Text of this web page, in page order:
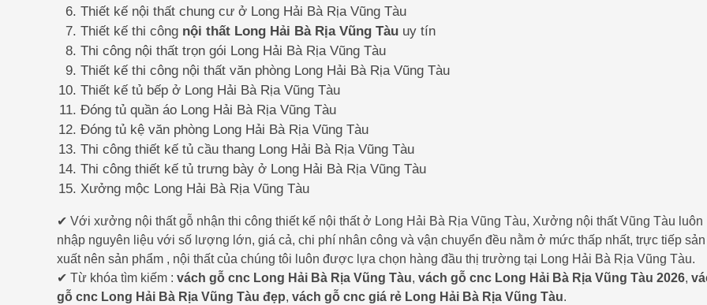
Thiết kế nội thất chung cư ở Long Hải Bà Rịa Vũng Tàu
Thiết kế thi công nội thất Long Hải Bà Rịa Vũng Tàu uy tín
Thi công nội thất trọn gói Long Hải Bà Rịa Vũng Tàu
Thiết kế thi công nội thất văn phòng Long Hải Bà Rịa Vũng Tàu
Thiết kế tủ bếp ở Long Hải Bà Rịa Vũng Tàu
Đóng tủ quần áo Long Hải Bà Rịa Vũng Tàu
Đóng tủ kệ văn phòng Long Hải Bà Rịa Vũng Tàu
Thi công thiết kế tủ cầu thang Long Hải Bà Rịa Vũng Tàu
Thi công thiết kế tủ trưng bày ở Long Hải Bà Rịa Vũng Tàu
Xưởng mộc Long Hải Bà Rịa Vũng Tàu
✔ Với xưởng nội thất gỗ nhận thi công thiết kế nội thất ở Long Hải Bà Rịa Vũng Tàu, Xưởng nội thất Vũng Tàu luôn
nhập nguyên liệu với số lượng lớn, giá cả, chi phí nhân công và vận chuyển đều nằm ở mức thấp nhất, trực tiếp sản
xuất nên sản phẩm , nội thất của chúng tôi luôn được lựa chọn hàng đầu thị trường tại Long Hải Bà Rịa Vũng Tàu.
✔ Từ khóa tìm kiếm : vách gỗ cnc Long Hải Bà Rịa Vũng Tàu, vách gỗ cnc Long Hải Bà Rịa Vũng Tàu 2026,
gỗ cnc Long Hải Bà Rịa Vũng Tàu đẹp, vách gỗ cnc giá rẻ Long Hải Bà Rịa Vũng Tàu.